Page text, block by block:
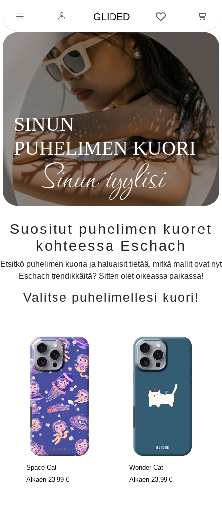
GLIDED
SINUN
PUHELIMEN KUORI
Sinun tyylisi
Suositut puhelimen kuoret
kohteessa Eschach
Etsitkö puhelimen kuoria ja haluaisit tietää, mitkä mallit ovat nyt
Eschach trendikkäitä? Sitten olet oikeassa paikassa!
Valitse puhelimellesi kuori!
Space Cat
Alkaen 23,99 €
Wonder Cat
Alkaen 23,99 €